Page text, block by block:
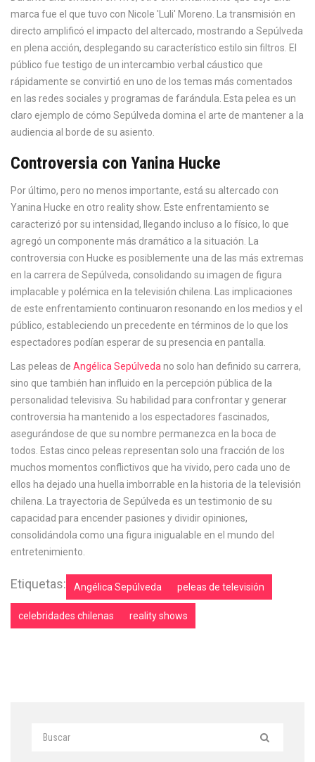
marca fue el que tuvo con Nicole 'Luli' Moreno. La transmisión en
directo amplificó el impacto del altercado, mostrando a Sepúlveda
en plena acción, desplegando su característico estilo sin filtros. El
público fue testigo de un intercambio verbal cáustico que
rápidamente se convirtió en uno de los temas más comentados
en las redes sociales y programas de farándula. Esta pelea es un
claro ejemplo de cómo Sepúlveda domina el arte de mantener a la
audiencia al borde de su asiento.
Controversia con Yanina Hucke
Por último, pero no menos importante, está su altercado con
Yanina Hucke en otro reality show. Este enfrentamiento se
caracterizó por su intensidad, llegando incluso a lo físico, lo que
agregó un componente más dramático a la situación. La
controversia con Hucke es posiblemente una de las más extremas
en la carrera de Sepúlveda, consolidando su imagen de figura
implacable y polémica en la televisión chilena. Las implicaciones
de este enfrentamiento continuaron resonando en los medios y el
público, estableciendo un precedente en términos de lo que los
espectadores podían esperar de su presencia en pantalla.
Las peleas de Angélica Sepúlveda no solo han definido su carrera,
sino que también han influido en la percepción pública de la
personalidad televisiva. Su habilidad para confrontar y generar
controversia ha mantenido a los espectadores fascinados,
asegurándose de que su nombre permanezca en la boca de
todos. Estas cinco peleas representan solo una fracción de los
muchos momentos conflictivos que ha vivido, pero cada uno de
ellos ha dejado una huella imborrable en la historia de la televisión
chilena. La trayectoria de Sepúlveda es un testimonio de su
capacidad para encender pasiones y dividir opiniones,
consolidándola como una figura inigualable en el mundo del
entretenimiento.
Etiquetas: Angélica Sepúlveda peleas de televisión
celebridades chilenas reality shows